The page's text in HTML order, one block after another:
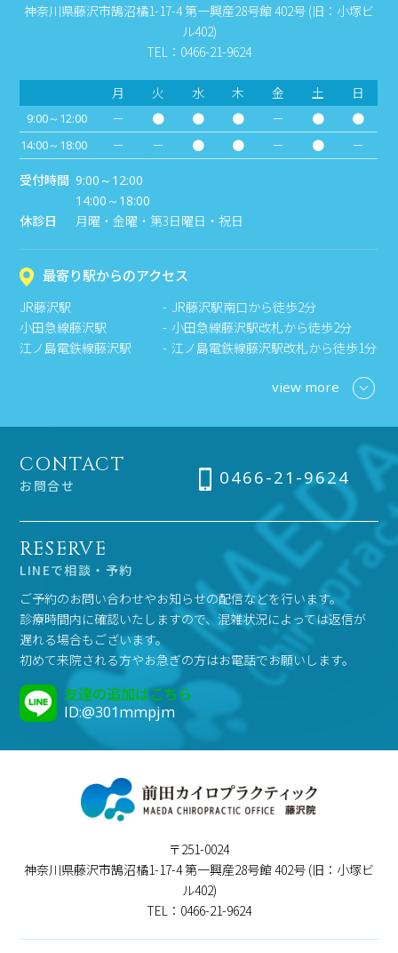
神奈川県藤沢市鵠沼橘1-17-4 第一興産28号館 402号 (旧：小塚ビ
ル402)
TEL：0466-21-9624
月 火 水 木 金 土 日
9:00～12:00 － ● ● ● － ● ●
14:00～18:00 － － ● ● － ●
－
受付時間 9:00～12:00
14:00～18:00
休診日 月曜・金曜・第3日曜日・祝日
最寄り駅からのアクセス
JR藤沢駅
JR藤沢駅南口から徒歩2分
小田急線藤沢駅
小田急線藤沢駅改札から徒歩2分
江ノ島電鉄線藤沢駅
江ノ島電鉄線藤沢駅改札から徒歩1分
view more
CONTACT
お問合せ 0466-21-9624
RESERVE
LINEで相談・予約
ご予約のお問い合わせやお知らせの配信などを行います。
診療時間内に確認いたしますので、混雑状況によっては返信が
遅れる場合もございます。
初めて来院される方やお急ぎの方はお電話でお願いします。
友達の追加はこちら
ID:@301mmpjm
〒251-0024
神奈川県藤沢市鵠沼橘1-17-4 第一興産28号館 402号 (旧：小塚ビ
ル402)
TEL：0466-21-9624